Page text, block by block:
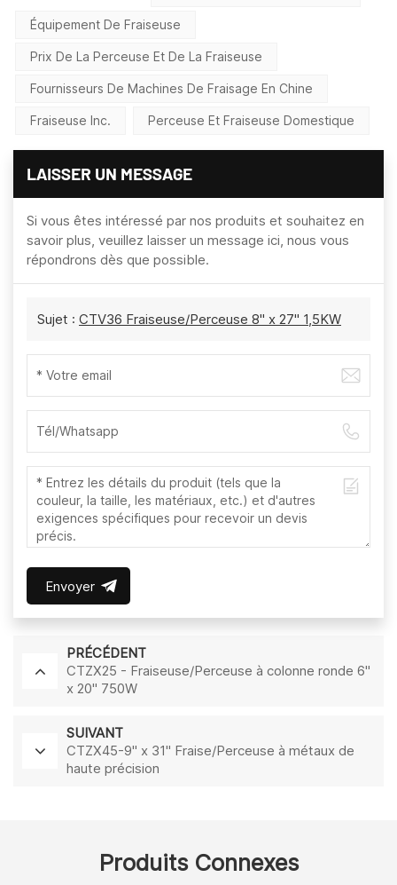
Équipement De Fraiseuse
Prix De La Perceuse Et De La Fraiseuse
Fournisseurs De Machines De Fraisage En Chine
Fraiseuse Inc. Perceuse Et Fraiseuse Domestique
LAISSER UN MESSAGE
Si vous êtes intéressé par nos produits et souhaitez en
savoir plus, veuillez laisser un message ici, nous vous
répondrons dès que possible.
Sujet : CTV36 Fraiseuse/Perceuse 8" x 27" 1,5KW
Envoyer
PRÉCÉDENT
CTZX25 - Fraiseuse/Perceuse à colonne ronde 6"
x 20" 750W
SUIVANT
CTZX45-9" x 31" Fraise/Perceuse à métaux de
haute précision
Produits Connexes